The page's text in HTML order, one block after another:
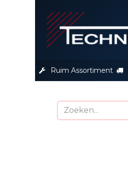
Ruim Assortiment